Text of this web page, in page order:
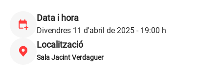
Data i hora
Divendres 11 d'abril de 2025 - 19:00 h
Localització
Sala Jacint Verdaguer